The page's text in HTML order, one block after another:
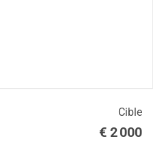
Cible
€ 2 000